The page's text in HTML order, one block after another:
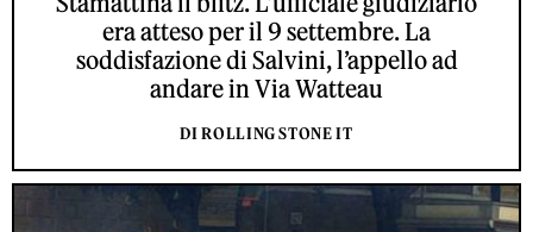
era atteso per il 9 settembre. La
soddisfazione di Salvini, l’appello ad
andare in Via Watteau
DI ROLLING STONE IT